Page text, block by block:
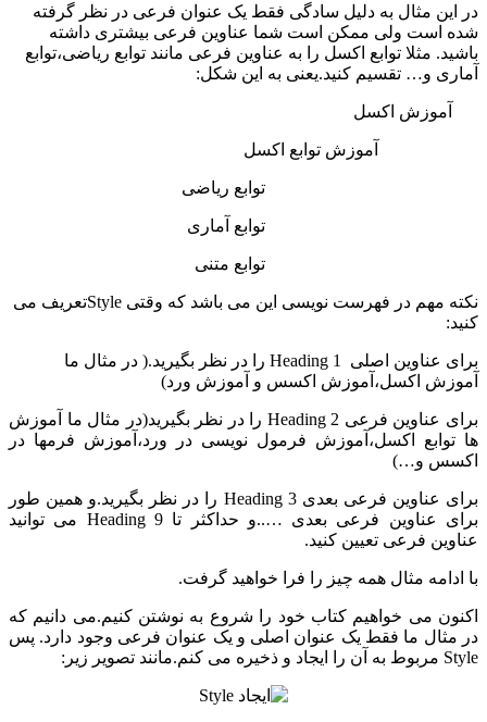
در این مثال به دلیل سادگی فقط یک عنوان فرعی در نظر گرفته
شده است ولی ممکن است شما عناوین فرعی بیشتری داشته
باشید. مثلا توابع اکسل را به عناوین فرعی مانند توابع ریاضی،توابع
آماری و… تقسیم کنید.یعنی به این شکل:
آموزش اکسل
آموزش توابع اکسل
توابع ریاضی
توابع آماری
توابع متنی
نکته مهم در فهرست نویسی این می باشد که وقتی Styleتعریف می
کنید:
برای عناوین اصلی Heading 1 را در نظر بگیرید.( در مثال ما
آموزش اکسل،آموزش اکسس و آموزش ورد)
برای عناوین فرعی Heading 2 را در نظر بگیرید(در مثال ما آموزش
ها توابع اکسل،آموزش فرمول نویسی در ورد،آموزش فرمها در
اکسس و…)
برای عناوین فرعی بعدی Heading 3 را در نظر بگیرید.و همین طور
برای عناوین فرعی بعدی …..و حداکثر تا Heading 9 می توانید
عناوین فرعی تعیین کنید.
با ادامه مثال همه چیز را فرا خواهید گرفت.
اکنون می خواهیم کتاب خود را شروع به نوشتن کنیم.می دانیم که
در مثال ما فقط یک عنوان اصلی و یک عنوان فرعی وجود دارد. پس
Style مربوط به آن را ایجاد و ذخیره می کنم.مانند تصویر زیر: